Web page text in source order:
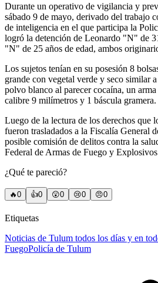
Durante un operativo de vigilancia y
sábado 9 de mayo, derivado del trabajo
de inteligencia en el que participa la
logró la detención de Leonardo "N" de
"N" de 25 años de edad, ambos
Los sujetos tenían en su posesión 8
grande con vegetal verde y seco similar
polvo blanco al parecer cocaína, un
calibre 9 milímetros y 1 báscula gramera.
Luego de la lectura de los derechos que
fueron trasladados a la Fiscalía General
posible comisión de delitos contra la
Federal de Armas de Fuego y
¿Qué te pareció?
🔥0 👍0 😲0 😢0 😠0
Etiquetas
Noticias de Tulum todos los días y en
FuegoPolicía de Tulum